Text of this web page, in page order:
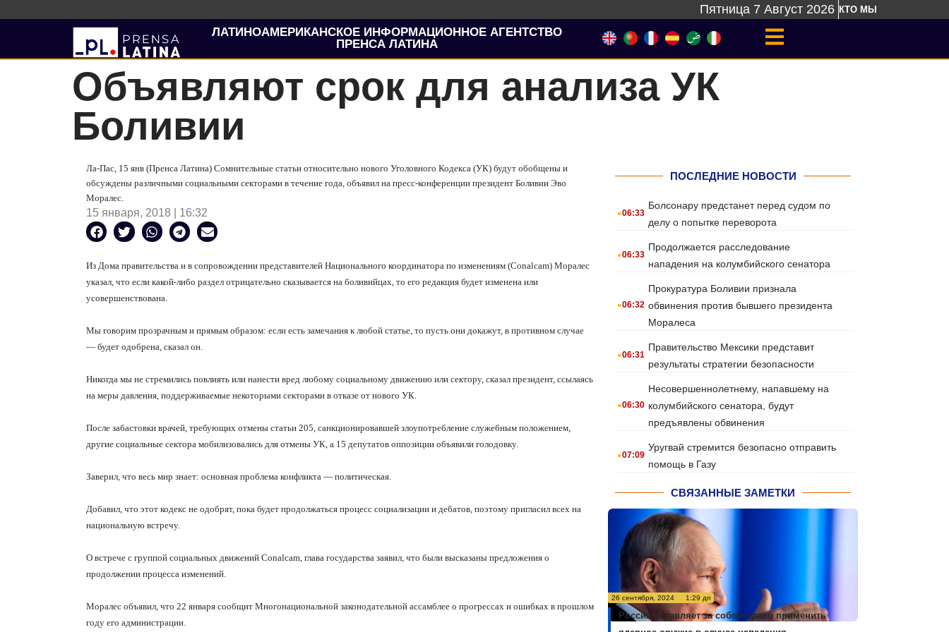
Пятница 7 Август 2026 КТО МЫ
ЛАТИНОАМЕРИКАНСКОЕ ИНФОРМАЦИОННОЕ АГЕНТСТВО
ПРЕНСА ЛАТИНА
Объявляют срок для анализа УК
Боливии
Ла-Пас, 15 янв (Пренса Латина) Сомнительные статьи относительно нового Уголовного Кодекса (УК) будут обобщены и
обсуждены различными социальными секторами в течение года, объявил на пресс-конференции президент Боливии Эво
Моралес.
15 января, 2018 | 16:32
Из Дома правительства и в сопровождении представителей Национального координатора по изменениям (Conalcam) Моралес
указал, что если какой-либо раздел отрицательно сказывается на боливийцах, то его редакция будет изменена или
усовершенствована.
Мы говорим прозрачным и прямым образом: если есть замечания к любой статье, то пусть они докажут, в противном случае
— будет одобрена, сказал он.
Никогда мы не стремились повлиять или нанести вред любому социальному движению или сектору, сказал президент, ссылаясь
на меры давления, поддерживаемые некоторыми секторами в отказе от нового УК.
После забастовки врачей, требующих отмены статьи 205, санкционировавшей злоупотребление служебным положением,
другие социальные сектора мобилизовались для отмены УК, а 15 депутатов оппозиции объявили голодовку.
Заверил, что весь мир знает: основная проблема конфликта — политическая.
Добавил, что этот кодекс не одобрят, пока будет продолжаться процесс социализации и дебатов, поэтому пригласил всех на
национальную встречу.
О встрече с группой социальных движений Conalcam, глава государства заявил, что были высказаны предложения о
продолжении процесса изменений.
Моралес объявил, что 22 января сообщит Многонациональной законодательной ассамблее о прогрессах и ошибках в прошлом
году его администрации.
ПОСЛЕДНИЕ НОВОСТИ
.06:33
Болсонару предстанет перед судом по
делу о попытке переворота
.06:33
Продолжается расследование
нападения на колумбийского сенатора
.06:32
Прокуратура Боливии признала
обвинения против бывшего президента
Моралеса
.06:31
Правительство Мексики представит
результаты стратегии безопасности
.06:30
Несовершеннолетнему, напавшему на
колумбийского сенатора, будут
предъявлены обвинения
.07:09
Уругвай стремится безопасно отправить
помощь в Газу
СВЯЗАННЫЕ ЗАМЕТКИ
26 сентября, 2024 1:29 дп
Россия оставляет за собой право применить